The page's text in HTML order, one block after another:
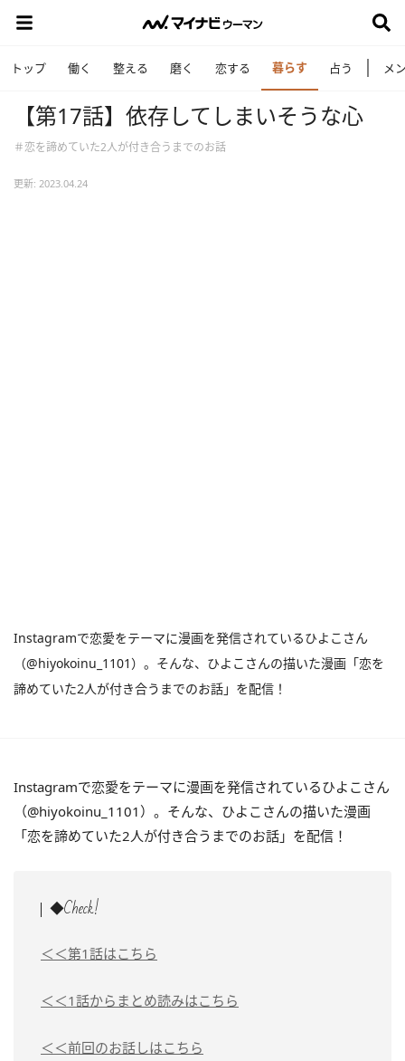
トップ 働く 整える 磨く 恋する 暮らす 占う メ
【第17話】依存してしまいそうな心
＃恋を諦めていた2人が付き合うまでのお話
更新: 2023.04.24
Instagramで恋愛をテーマに漫画を発信されているひよこさん
（@hiyokoinu_1101）。そんな、ひよこさんの描いた漫画「恋を
諦めていた2人が付き合うまでのお話」を配信！
Instagramで恋愛をテーマに漫画を発信されているひよこさん
（@hiyokoinu_1101）。そんな、ひよこさんの描いた漫画
「恋を諦めていた2人が付き合うまでのお話」を配信！
◆Check!
＜＜第1話はこちら
＜＜1話からまとめ読みはこちら
＜＜前回のお話しはこちら